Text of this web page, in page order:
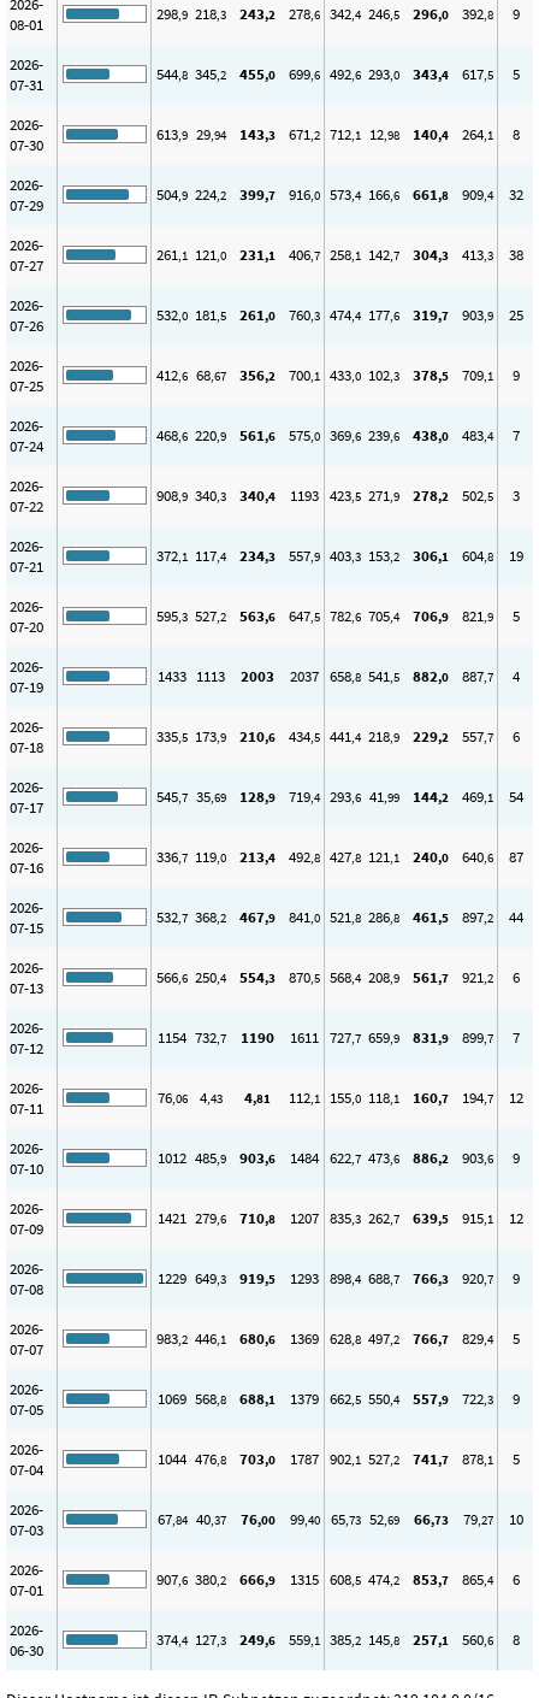
2026-
08-01
298,9 218,3 243,2 278,6 342,4 246,5 296,0 392,8 9
2026-
07-31
544,8 345,2 455,0 699,6 492,6 293,0 343,4 617,5 5
2026-
07-30
613,9 29,94 143,3 671,2 712,1 12,98 140,4 264,1 8
2026-
07-29
504,9 224,2 399,7 916,0 573,4 166,6 661,8 909,4 32
2026-
07-27
261,1 121,0 231,1 406,7 258,1 142,7 304,3 413,3 38
2026-
07-26
532,0 181,5 261,0 760,3 474,4 177,6 319,7 903,9 25
2026-
07-25
412,6 68,67 356,2 700,1 433,0 102,3 378,5 709,1 9
2026-
07-24
468,6 220,9 561,6 575,0 369,6 239,6 438,0 483,4 7
2026-
07-22
908,9 340,3 340,4 1193 423,5 271,9 278,2 502,5 3
2026-
07-21
372,1 117,4 234,3 557,9 403,3 153,2 306,1 604,8 19
2026-
07-20
595,3 527,2 563,6 647,5 782,6 705,4 706,9 821,9 5
2026-
07-19
1433 1113 2003 2037 658,8 541,5 882,0 887,7 4
2026-
07-18
335,5 173,9 210,6 434,5 441,4 218,9 229,2 557,7 6
2026-
07-17
545,7 35,69 128,9 719,4 293,6 41,99 144,2 469,1 54
2026-
07-16
336,7 119,0 213,4 492,8 427,8 121,1 240,0 640,6 87
2026-
07-15
532,7 368,2 467,9 841,0 521,8 286,8 461,5 897,2 44
2026-
07-13
566,6 250,4 554,3 870,5 568,4 208,9 561,7 921,2 6
2026-
07-12
1154 732,7 1190 1611 727,7 659,9 831,9 899,7 7
2026-
07-11
76,06 4,43 4,81 112,1 155,0 118,1 160,7 194,7 12
2026-
07-10
1012 485,9 903,6 1484 622,7 473,6 886,2 903,6 9
2026-
07-09
1421 279,6 710,8 1207 835,3 262,7 639,5 915,1 12
2026-
07-08
1229 649,3 919,5 1293 898,4 688,7 766,3 920,7 9
2026-
07-07
983,2 446,1 680,6 1369 628,8 497,2 766,7 829,4 5
2026-
07-05
1069 568,8 688,1 1379 662,5 550,4 557,9 722,3 9
2026-
07-04
1044 476,8 703,0 1787 902,1 527,2 741,7 878,1 5
2026-
07-03
67,84 40,37 76,00 99,40 65,73 52,69 66,73 79,27 10
2026-
07-01
907,6 380,2 666,9 1315 608,5 474,2 853,7 865,4 6
2026-
06-30
374,4 127,3 249,6 559,1 385,2 145,8 257,1 560,6 8